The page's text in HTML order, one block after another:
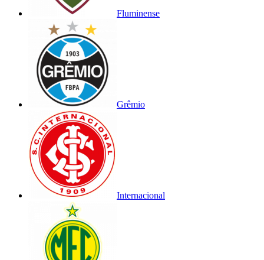
Fluminense
Grêmio
Internacional